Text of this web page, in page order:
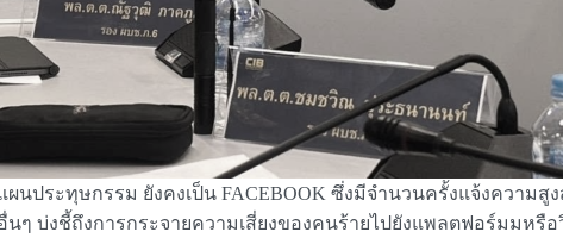
ประทุษกรรม ยังคงเป็น FACEBOOK ซึ่งมีจำนวนครั้งแจ้งความสู
ๆ บ่งชี้ถึงการกระจายความเสี่ยงของคนร้ายไปยังแพลตฟอร์มมหรื